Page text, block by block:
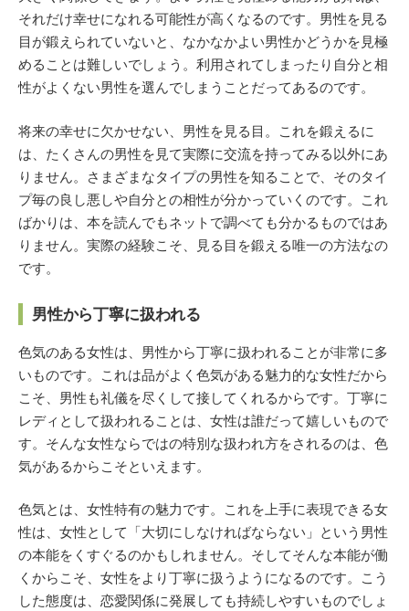
それだけ幸せになれる可能性が高くなるのです。男性を見る
目が鍛えられていないと、なかなかよい男性かどうかを見極
めることは難しいでしょう。利用されてしまったり自分と相
性がよくない男性を選んでしまうことだってあるのです。
将来の幸せに欠かせない、男性を見る目。これを鍛えるに
は、たくさんの男性を見て実際に交流を持ってみる以外にあ
りません。さまざまなタイプの男性を知ることで、そのタイ
プ毎の良し悪しや自分との相性が分かっていくのです。これ
ばかりは、本を読んでもネットで調べても分かるものではあ
りません。実際の経験こそ、見る目を鍛える唯一の方法なの
です。
男性から丁寧に扱われる
色気のある女性は、男性から丁寧に扱われることが非常に多
いものです。これは品がよく色気がある魅力的な女性だから
こそ、男性も礼儀を尽くして接してくれるからです。丁寧に
レディとして扱われることは、女性は誰だって嬉しいもので
す。そんな女性ならではの特別な扱われ方をされるのは、色
気があるからこそといえます。
色気とは、女性特有の魅力です。これを上手に表現できる女
性は、女性として「大切にしなければならない」という男性
の本能をくすぐるのかもしれません。そしてそんな本能が働
くからこそ、女性をより丁寧に扱うようになるのです。こう
した態度は、恋愛関係に発展しても持続しやすいものでしょ